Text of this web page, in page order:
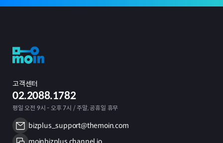
고객센터
02.2088.1782
평일 오전 9시 - 오후 7시 / 주말, 공휴일 휴무
bizplus_support@themoin.com